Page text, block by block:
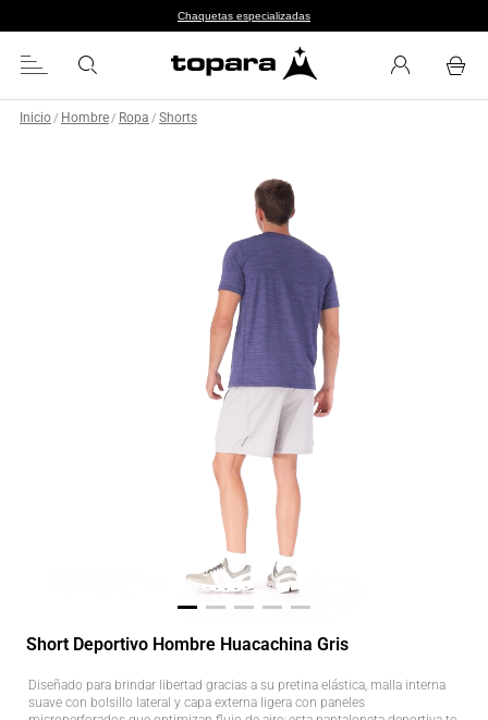
Chaquetas especializadas
Inicio / Hombre / Ropa / Shorts
Short Deportivo Hombre Huacachina Gris
Diseñado para brindar libertad gracias a su pretina elástica, malla interna
suave con bolsillo lateral y capa externa ligera con paneles